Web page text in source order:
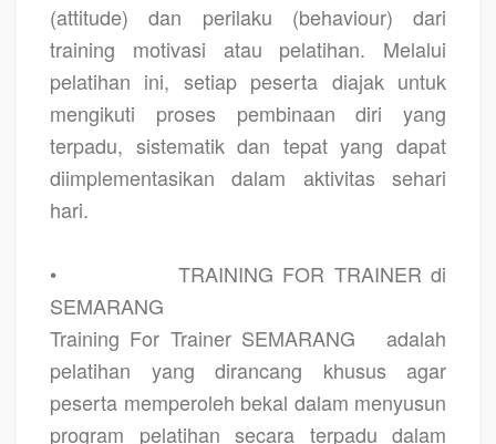
(attitude) dan perilaku (behaviour) dari
training motivasi atau pelatihan. Melalui
pelatihan ini, setiap peserta diajak untuk
mengikuti proses pembinaan diri yang
terpadu, sistematik dan tepat yang dapat
diimplementasikan dalam aktivitas sehari
hari.
•
TRAINING FOR TRAINER di
SEMARANG
Training For Trainer SEMARANG
adalah
pelatihan yang dirancang khusus agar
peserta memperoleh bekal dalam menyusun
program pelatihan secara terpadu dalam